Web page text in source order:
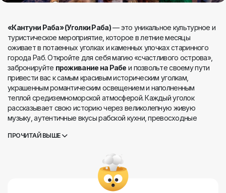
«Кантуни Раба» (Уголки Раба)— это уникальное культурное и
туристическое мероприятие, которое в летние месяцы
оживает в потаенных уголках и каменных улочках старинного
города Раб. Откройте для себя магию «счастливого острова»,
забронируйте проживание на Рабе и позвольте своему пути
привести вас к самым красивым историческим уголкам,
украшенным романтическим освещением и наполненным
теплой средиземноморской атмосферой. Каждый уголок
рассказывает свою историю через великолепную живую
музыку, аутентичные вкусы рабской кухни, превосходные
«Кантуни Раба»— это не просто мероприятие, а подлинное
где историческое наследие идеально переплетается с
беззаботным летним весельем. Приезжайте, исследуйте
потаенные уголки старого города и создайте воспоминания об
острове Раб, которые вы будете хранить всю жизнь.
ПРОЧИТАЙ ВЫШЕ